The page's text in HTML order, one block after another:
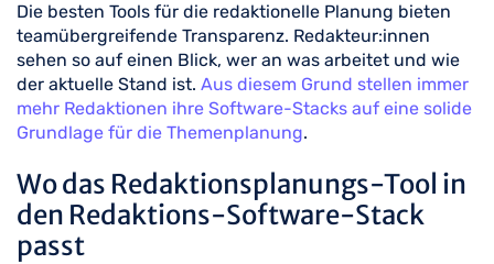
Die besten Tools für die redaktionelle Planung bieten
teamübergreifende Transparenz. Redakteur:innen
sehen so auf einen Blick, wer an was arbeitet und wie
der aktuelle Stand ist. Aus diesem Grund stellen immer
mehr Redaktionen ihre Software-Stacks auf eine solide
Grundlage für die Themenplanung.
Wo das Redaktionsplanungs-Tool in
den Redaktions-Software-Stack
passt